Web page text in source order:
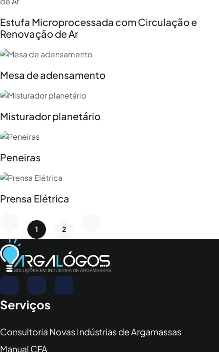
Estufa Microprocessada com Circulação e
Renovação de Ar
Mesa de adensamento
Misturador planetário
Peneiras
Prensa Elétrica
1 2
Serviços
Consultoria Novas Indústrias de Argamassas
Manual CFA